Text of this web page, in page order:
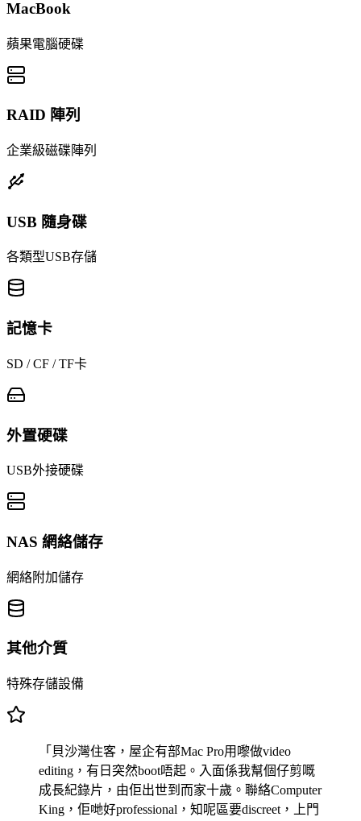
MacBook
蘋果電腦硬碟
RAID 陣列
企業級磁碟陣列
USB 隨身碟
各類型USB存儲
記憶卡
SD / CF / TF卡
外置硬碟
USB外接硬碟
NAS 網絡儲存
網絡附加儲存
其他介質
特殊存儲設備
「貝沙灣住客，屋企有部Mac Pro用嚟做video
editing，有日突然boot唔起。入面係我幫個仔剪嘅
成長紀錄片，由佢出世到而家十歲。聯絡Computer
King，佢哋好professional，知呢區要discreet，上門